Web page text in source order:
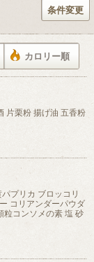
条件変更
カロリー順
片栗粉 揚げ油 五香粉
プリカ ブロッコリ
コリアンダーパウダ
コンソメの素 塩 砂